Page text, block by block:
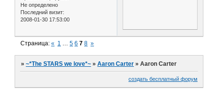
Не определено
Последний визит:
2008-01-30 17:53:00
Страница:« 1 … 5 6 7 8 »
»~*The STARS we love*~ »Aaron Carter »Aaron Carter
создать бесплатный форум